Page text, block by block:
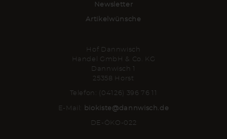
Newsletter
Artikelwünsche
Hof Dannwisch
Handel GmbH & Co. KG
Dannwisch 1
25358 Horst
Telefon: (04126) 396 76 11
E-Mail: biokiste@dannwisch.de
DE-ÖKO-022